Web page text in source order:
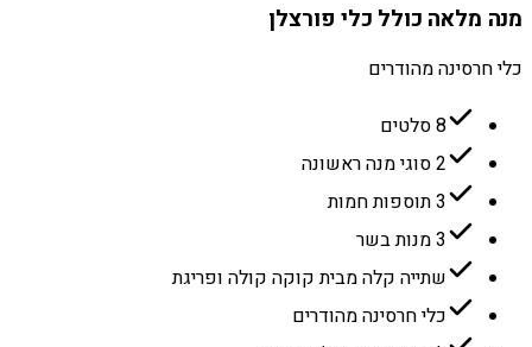
מנה מלאה כולל כלי פורצלן
כלי חרסינה מהודרים
8 סלטים
2 סוגי מנה ראשונה
3 תוספות חמות
3 מנות בשר
שתייה קלה מבית קוקה קולה ופריגת
כלי חרסינה מהודרים